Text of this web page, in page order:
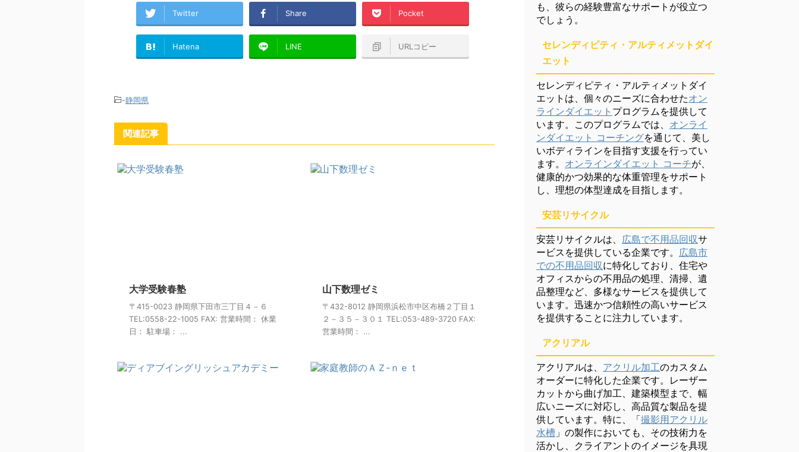
Twitter Share Pocket
Hatena LINE URLコピー
-静岡県
関連記事
大学受験春塾
〒415-0023 静岡県下田市三丁目４－６
TEL:0558-22-1005 FAX: 営業時間： 休業
日： 駐車場： ...
山下数理ゼミ
〒432-8012 静岡県浜松市中区布橋２丁目１
２－３５－３０１ TEL:053-489-3720 FAX:
営業時間： ...
も、彼らの経験豊富なサポートが役立つ
でしょう。
セレンディピティ・アルティメットダイ
エット
セレンディピティ・アルティメットダイ
エットは、個々のニーズに合わせたオン
ラインダイエット プログラムを提供して
います。このプログラムでは、 オンライ
ンダイエット コーチングを通じて、美し
いボディラインを目指す支援を行ってい
ます。 オンラインダイエット コーチが、
健康的かつ効果的な体重管理をサポート
し、理想の体型達成を目指します。
安芸リサイクル
安芸リサイクルは、 広島で不用品回収サ
ービスを提供している企業です。 広島市
での不用品回収に特化しており、住宅や
オフィスからの不用品の処理、清掃、遺
品整理など、多様なサービスを提供して
います。迅速かつ信頼性の高いサービス
を提供することに注力しています。
アクリアル
アクリアルは、 アクリル加工のカスタム
オーダーに特化した企業です。レーザー
カットから曲げ加工、建築模型まで、幅
広いニーズに対応し、高品質な製品を提
供しています。特に、「撮影用アクリル
水槽 」の製作においても、その技術力を
活かし、クライアントのイメージを具現